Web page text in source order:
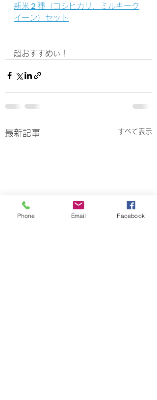
新米２種（コシヒカリ、ミルキーク
イーン）セット
超おすすめぃ！
最新記事 すべて表示
Phone Email Facebook